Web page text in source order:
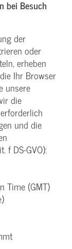
bei Besuch
der
oder
erheben
Ihr Browser
unsere
die
und die
f DS-GVO):
Time (GMT)